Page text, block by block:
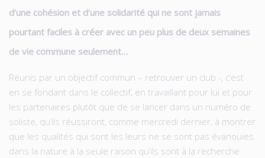
d’une cohésion et d’une solidarité qui ne sont jamais
pourtant faciles à créer avec un peu plus de deux semaines
de vie commune seulement…
Réunis par un objectif commun – retrouver un club -, c’est
en se fondant dans le collectif, en travaillant pour lui et pour
les partenaires plutôt que de se lancer dans un numéro de
soliste, qu’ils réussiront, comme mercredi dernier, à montrer
que les qualités qui sont les leurs ne se sont pas évanouies
dans la nature à la seule raison qu’ils sont à la recherche